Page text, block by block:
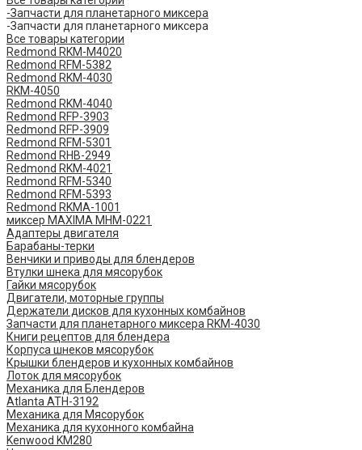
-Запчасти для планетарного миксера
-Запчасти для планетарного миксера
Все товары категории
Redmond RKM-M4020
Redmond RFM-5382
Redmond RKM-4030
RKM-4050
Redmond RKM-4040
Redmond RFP-3903
Redmond RFP-3909
Redmond RFM-5301
Redmond RHB-2949
Redmond RKM-4021
Redmond RFM-5340
Redmond RFM-5393
Redmond RKMA-1001
миксер MAXIMA MHM-0221
Адаптеры двигателя
Барабаны-терки
Венчики и приводы для блендеров
Втулки шнека для мясорубок
Гайки мясорубок
Двигатели, моторные группы
Держатели дисков для кухонных комбайнов
Запчасти для планетарного миксера RKM-4030
Книги рецептов для блендера
Корпуса шнеков мясорубок
Крышки блендеров и кухонных комбайнов
Лоток для мясорубок
Механика для Блендеров
Atlanta ATH-3192
Механика для Мясорубок
Механика для кухонного комбайна
Kenwood KM280